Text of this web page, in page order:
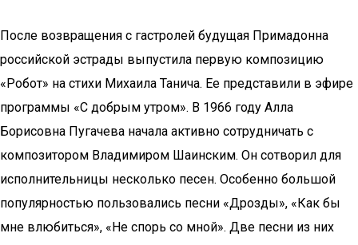
После возвращения с гастролей будущая Примадонна
российской эстрады выпустила первую композицию
«Робот» на стихи Михаила Танича. Ее представили в эфире
программы «С добрым утром». В 1966 году Алла
Борисовна Пугачева начала активно сотрудничать с
композитором Владимиром Шаинским. Он сотворил для
исполнительницы несколько песен. Особенно большой
популярностью пользовались песни «Дрозды», «Как бы
мне влюбиться», «Не спорь со мной». Две песни из них